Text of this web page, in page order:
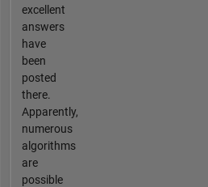
excellent
answers
have
been
posted
there.
Apparently,
numerous
algorithms
are
possible